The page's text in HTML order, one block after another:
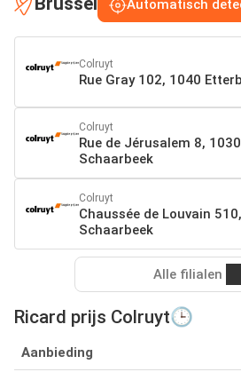
Automatisch
Colruyt
Rue Gray 102, 1040
Colruyt
Rue de Jérusalem 8, 1030
Schaarbeek
Colruyt
Chaussée de Louvain
Schaarbeek
Alle filialen
Ricard prijs Colruyt🕒
Aanbieding